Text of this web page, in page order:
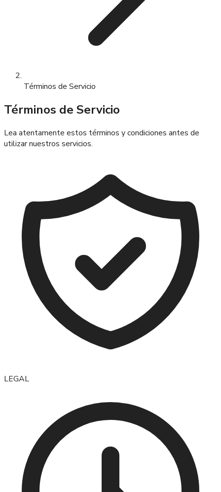
Términos de Servicio
Términos de Servicio
Lea atentamente estos términos y condiciones antes de
utilizar nuestros servicios.
LEGAL